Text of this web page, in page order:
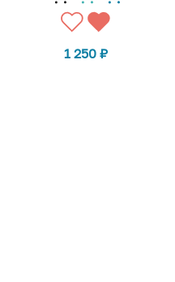
1 250 ₽